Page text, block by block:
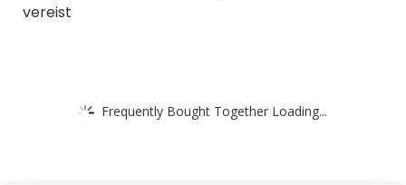
vereist
Frequently Bought Together Loading...